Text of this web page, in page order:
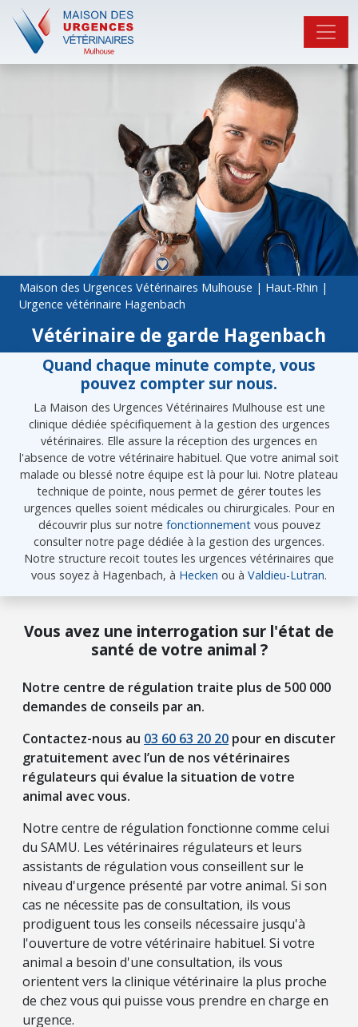
Maison des Urgences Vétérinaires Mulhouse | Haut-Rhin |
Urgence vétérinaire Hagenbach
Vétérinaire de garde Hagenbach
Quand chaque minute compte, vous
pouvez compter sur nous.
La Maison des Urgences Vétérinaires Mulhouse est une
clinique dédiée spécifiquement à la gestion des urgences
vétérinaires. Elle assure la réception des urgences en
l'absence de votre vétérinaire habituel. Que votre animal soit
malade ou blessé notre équipe est là pour lui. Notre plateau
technique de pointe, nous permet de gérer toutes les
urgences quelles soient médicales ou chirurgicales. Pour en
découvrir plus sur notre fonctionnementvous pouvez
consulter notre page dédiée à la gestion des urgences.
Notre structure recoit toutes les urgences vétérinaires que
vous soyez à Hagenbach, à Hecken ou à Valdieu-Lutran.
Vous avez une interrogation sur l'état de
santé de votre animal ?
Notre centre de régulation traite plus de 500 000
demandes de conseils par an.
Contactez-nous au 03 60 63 20 20 pour en discuter
gratuitement avec l’un de nos vétérinaires
régulateurs qui évalue la situation de votre
animal avec vous.
Notre centre de régulation fonctionne comme celui
du SAMU. Les vétérinaires régulateurs et leurs
assistants de régulation vous conseillent sur le
niveau d'urgence présenté par votre animal. Si son
cas ne nécessite pas de consultation, ils vous
prodiguent tous les conseils nécessaire jusqu'à
l'ouverture de votre vétérinaire habituel. Si votre
animal a besoin d'une consultation, ils vous
orientent vers la clinique vétérinaire la plus proche
de chez vous qui puisse vous prendre en charge en
urgence.